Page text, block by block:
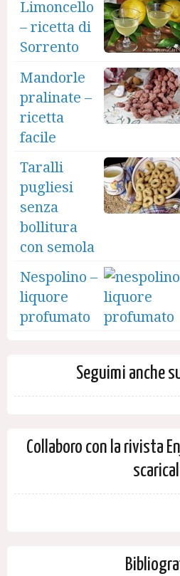
Limoncello
– ricetta di
Sorrento
Mandorle
pralinate –
ricetta
facile
Taralli
pugliesi
senza
bollitura
con semola
Nespolino –
liquore
profumato
Seguimi anche
Collaboro con la rivista